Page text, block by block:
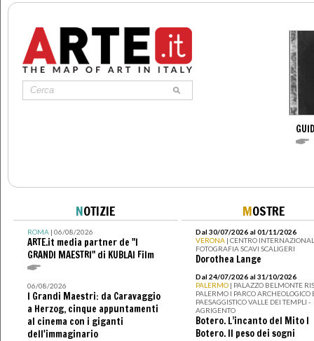
NOTIZIE
ROMA| 06/08/2026
ARTE.it media partner de "I
GRANDI MAESTRI" di KUBLAI Film
06/08/2026
I Grandi Maestri: da Caravaggio
a Herzog, cinque appuntamenti
al cinema con i giganti
dell'immaginario
MOSTRE
Dal 30/07/2026 al 01/11/2026
VERONA | CENTRO
FOTOGRAFIA SCAVI SCALIGERI
Dorothea Lange
Dal 24/07/2026 al 31/10/2026
PALERMO | PALAZZO BELMONTE
PALERMO I PARCO ARCHEOLOGICO
PAESAGGISTICO VALLE DEI TEMPLI -
AGRIGENTO
Botero. L’incanto del Mito I
Botero. Il peso dei sogni